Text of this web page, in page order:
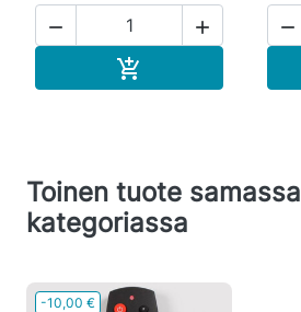
 


Toinen tuote samassa
kategoriassa
-10,00 €